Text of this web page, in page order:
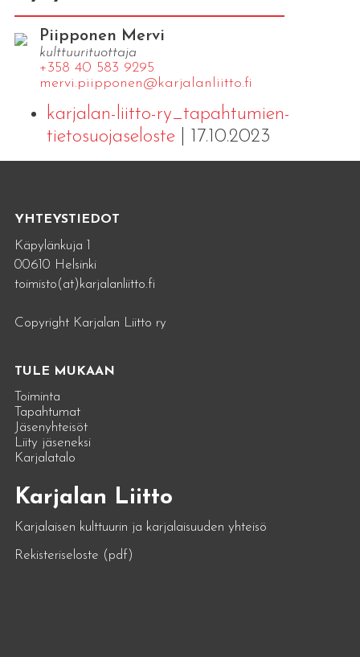
Piipponen Mervi
kulttuurituottaja
+358 40 583 9295
mervi.​piipponen@​kar​jala​nlii​tto.​fi
karjalan-liitto-ry_tapahtumien-
tietosuojaseloste| 17.10.2023
YHTEYSTIEDOT
Käpylänkuja 1
00610 Helsinki
toimisto(at)karjalanliitto.fi
Copyright Karjalan Liitto ry
TULE MUKAAN
Toiminta
Tapahtumat
Jäsenyhteisöt
Liity jäseneksi
Karjalatalo
Karjalan Liitto
Karjalaisen kulttuurin ja karjalaisuuden yhteisö
Rekisteriseloste (pdf)